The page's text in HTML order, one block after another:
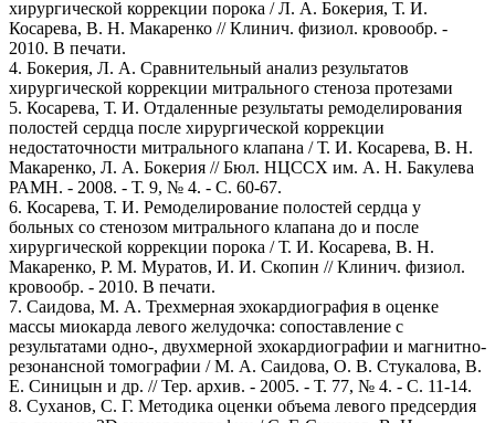
хирургической коррекции порока / Л. А. Бокерия, Т. И.
Косарева, В. Н. Макаренко // Клинич. физиол. кровообр. -
2010. В печати.
4. Бокерия, Л. А. Сравнительный анализ результатов
хирургической коррекции митрального стеноза протезами
5. Косарева, Т. И. Отдаленные результаты ремоделирования
полостей сердца после хирургической коррекции
недостаточности митрального клапана / Т. И. Косарева, В. Н.
Макаренко, Л. А. Бокерия // Бюл. НЦССХ им. А. Н. Бакулева
РАМН. - 2008. - Т. 9, № 4. - С. 60-67.
6. Косарева, Т. И. Ремоделирование полостей сердца у
больных со стенозом митрального клапана до и после
хирургической коррекции порока / Т. И. Косарева, В. Н.
Макаренко, Р. М. Муратов, И. И. Скопин // Клинич. физиол.
кровообр. - 2010. В печати.
7. Саидова, М. А. Трехмерная эхокардиография в оценке
массы миокарда левого желудочка: сопоставление с
результатами одно-, двухмерной эхокардиографии и магнитно-
резонансной томографии / М. А. Саидова, О. В. Стукалова, В.
Е. Синицын и др. // Тер. архив. - 2005. - Т. 77, № 4. - С. 11-14.
8. Суханов, С. Г. Методика оценки объема левого предсердия